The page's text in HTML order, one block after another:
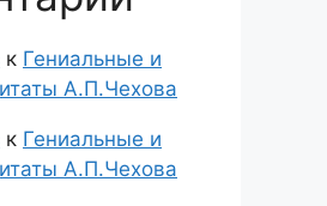
к Гениальные и
А.П.Чехова
к Гениальные и
А.П.Чехова